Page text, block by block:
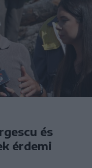
és
érdemi